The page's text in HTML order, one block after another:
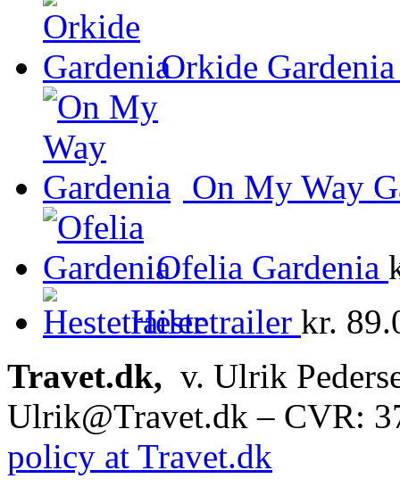
Orkide Gardenia
On My Way
Ofelia Gardenia
Hestetrailer kr.
Travet.dk, v. Ulrik
Ulrik@Travet.dk – CVR:
policy at Travet.dk